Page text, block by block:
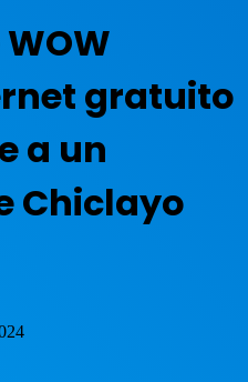
gratuito
a un
Chiclayo